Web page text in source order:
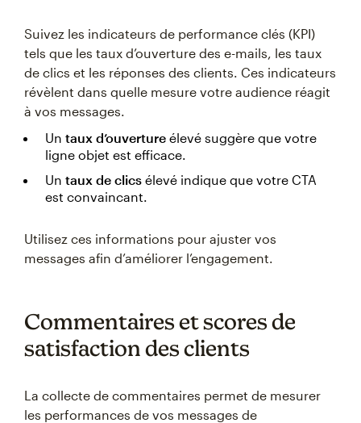
Suivez les indicateurs de performance clés (KPI)
tels que les taux d’ouverture des e-mails, les taux
de clics et les réponses des clients. Ces indicateurs
révèlent dans quelle mesure votre audience réagit
à vos messages.
Un taux d’ouverture élevé suggère que votre
ligne objet est efficace.
Un taux de clics élevé indique que votre CTA
est convaincant.
Utilisez ces informations pour ajuster vos
messages afin d’améliorer l’engagement.
Commentaires et scores de
satisfaction des clients
La collecte de commentaires permet de mesurer
les performances de vos messages de